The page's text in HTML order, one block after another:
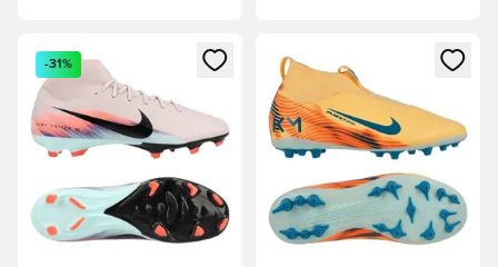
Åbner en Modal til at logge ind eller tilmelde dig som
-31%
Åbner en Modal til at logge